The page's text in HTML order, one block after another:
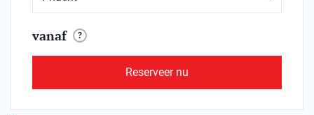
vanaf ?
Reserveer nu